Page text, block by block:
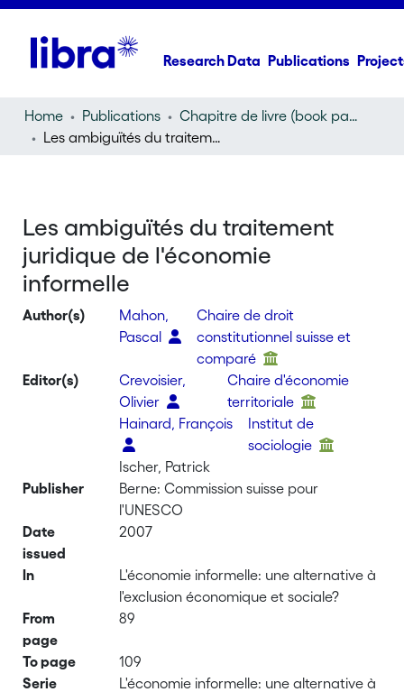
Research Data Publications
Home Publications
Chapitre de livre (book part)
Les ambiguïtés du traitement juridique de l'économie informelle
Les ambiguïtés du traitement
juridique de l'économie
informelle
Author(s)
Mahon,
Pascal
Chaire de droit
constitutionnel suisse et
comparé
Editor(s)
Crevoisier,
Olivier
Chaire d'économie
territoriale
Hainard, François
Institut de
sociologie
Ischer, Patrick
Publisher
Berne: Commission suisse pour
l'UNESCO
Date
issued
2007
In
L'économie informelle: une alternative à
l'exclusion économique et sociale?
From
page
89
To page
109
Serie
L'économie informelle: une alternative à